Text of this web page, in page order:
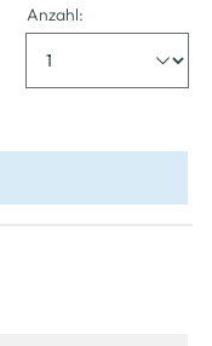
Anzahl: